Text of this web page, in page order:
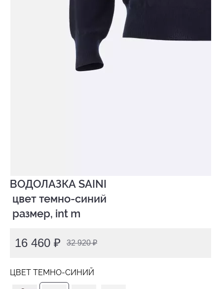
ВОДОЛАЗКА SAINI
размер, int m
16 460 ₽ 32 920 ₽
ЦВЕТ ТЕМНО-СИНИЙ